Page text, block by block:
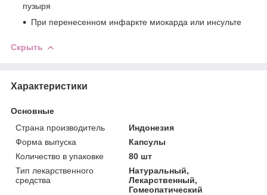
пузыря
При перенесенном инфаркте миокарда или инсульте
Скрыть
Характеристики
Основные
Страна производитель
Индонезия
Форма выпуска
Капсулы
Количество в упаковке
80 шт
Тип лекарственного
средства
Натуральный,
Лекарственный,
Гомеопатический